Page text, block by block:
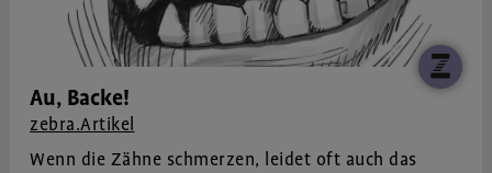
Au, Backe!
zebra.Artikel
Wenn die Zähne schmerzen, leidet oft auch das